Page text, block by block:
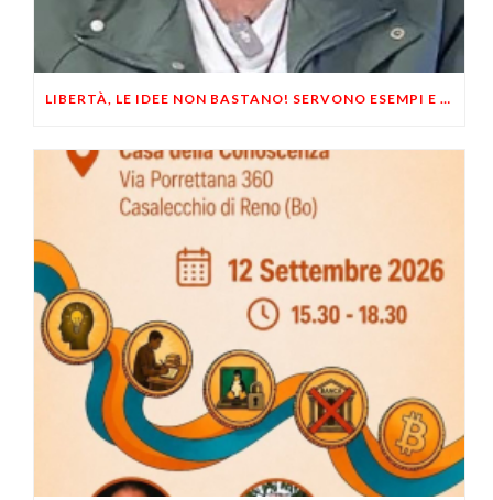
LIBERTÀ, LE IDEE NON BASTANO! SERVONO ESEMPI E UN PO’ DI COERENZA